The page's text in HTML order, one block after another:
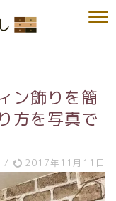
ン飾りを簡
方を写真で
/ 2017年11月11日